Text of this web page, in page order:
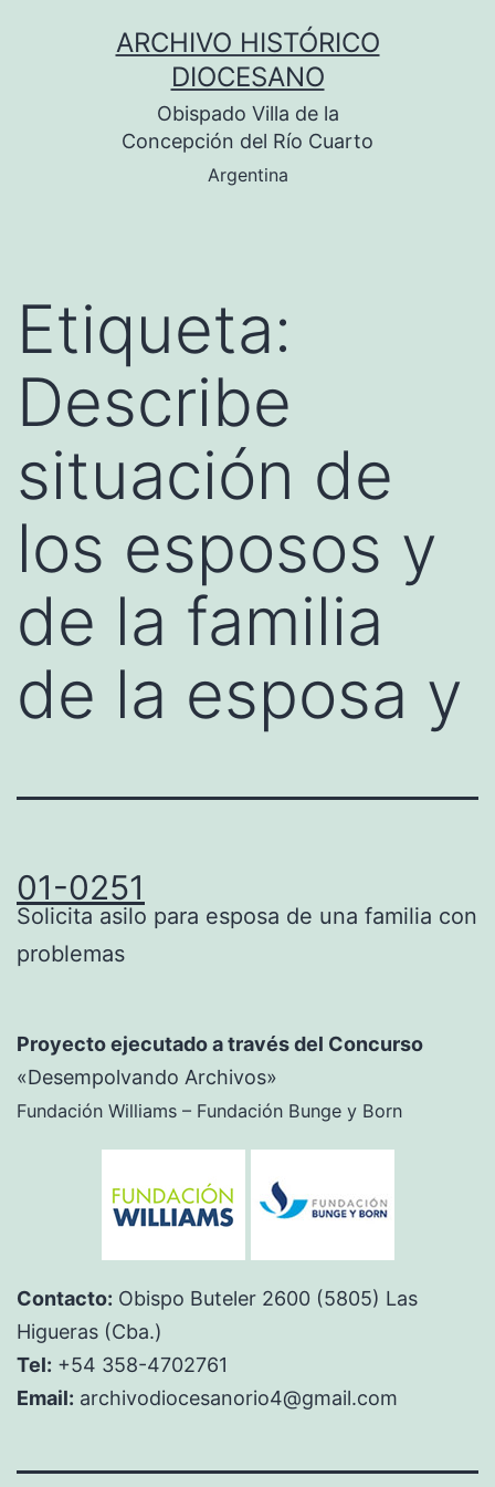
ARCHIVO HISTÓRICO
DIOCESANO
Obispado Villa de la
Concepción del Río Cuarto
Argentina
Etiqueta:
Describe
situación de
los esposos y
de la familia
de la esposa y
01-0251
Solicita asilo para esposa de una familia con
problemas
Proyecto ejecutado a través del Concurso
«Desempolvando Archivos»
Fundación Williams – Fundación Bunge y Born
Contacto: Obispo Buteler 2600 (5805) Las
Higueras (Cba.)
Tel: +54 358-4702761
Email: archivodiocesanorio4@gmail.com